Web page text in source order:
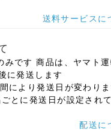
送料サービスに
みです 商品は、ヤマト
に発送します
により発送日が変わり
とに発送日が設定され
配送に